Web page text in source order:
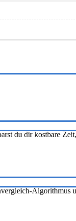
du dir kostbare
Algorithmus